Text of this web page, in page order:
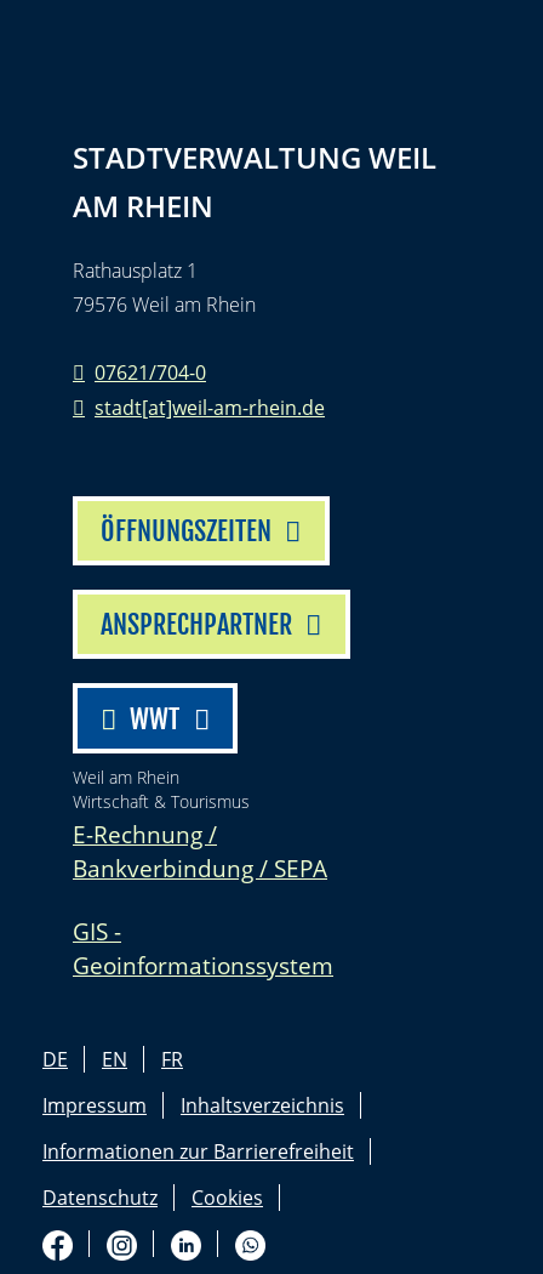
STADTVERWALTUNG WEIL
AM RHEIN
Rathausplatz 1
79576 Weil am Rhein
07621/704-0
stadt[at]weil-am-rhein.de
ÖFFNUNGSZEITEN
ANSPRECHPARTNER
WWT
Weil am Rhein
Wirtschaft & Tourismus
E-Rechnung /
Bankverbindung / SEPA
GIS -
Geoinformationssystem
DE EN
FR
Impressum
Inhaltsverzeichnis
Informationen zur Barrierefreiheit
Datenschutz
Cookies